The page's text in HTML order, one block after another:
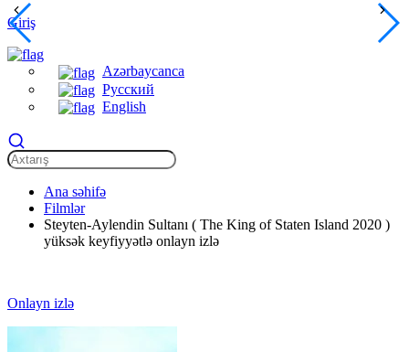
Giriş
Azərbaycanca
Русский
English
Ana səhifə
Filmlər
Steyten-Aylendin Sultanı ( The King of Staten Island 2020 )
yüksək keyfiyyətlə onlayn izlə
Onlayn izlə